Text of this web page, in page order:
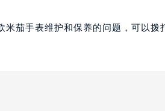
茄手表维护和保养的问题，可以拨